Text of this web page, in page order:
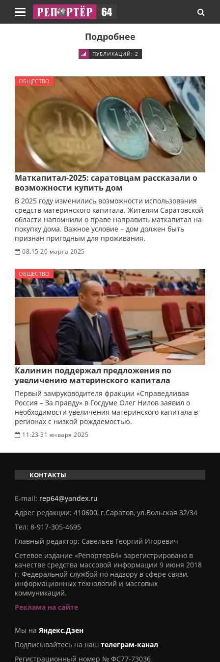
Навигация
Подробнее
ПУБЛИКАЦИЙ: 2
ОБЩЕСТВО
Маткапитал-2025: саратовцам рассказали о
возможности купить дом
В 2025 году изменились возможности использования
средств материнского капитала. Жителям Саратовской
области напомнили о праве направить маткапитал на
покупку дома. Важное условие – дом должен быть
признан пригодным для проживания.
08:15 20 марта 2025
ОБЩЕСТВО
Калинин поддержал предложения по
увеличению материнского капитала
Первый замруководителя фракции «Справедливая
Россия – За правду» в Госдуме Олег Нилов заявил о
необходимости увеличения материнского капитала в
регионах с низкой рождаемостью.
11:23 31 января 2025
КОНТАКТЫ
E-mail: rep64@yandex.ru
Адрес редакции: 410600, г.Саратов, ул.Вольская 32/34
Тел: 8-917-305-4695
Главный редактор: Савельев Георгий Игоревич
Сетевое издание «Репортер64» зарегистрировано в
качестве средства массовой информации 9 июня 2018
г. Федеральной службой по надзору в сфере связи,
информационных технологий и массовых
коммуникаций.
Реклама на сайте
Мы на Яндекс.Дзен
Подписывайтесь на наш телеграм-канал
Регистрационный номер № ФС77-73036